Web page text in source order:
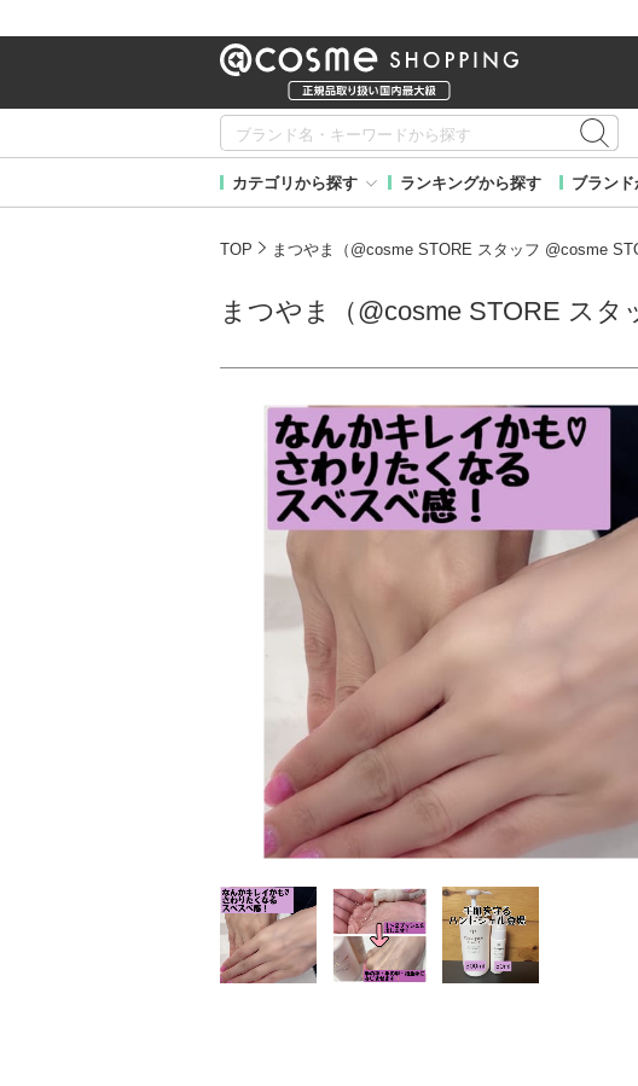
カテゴリから探す ランキングから探す ブラン
TOP まつやま（@cosme STORE スタッフ @cosme
まつやま（@cosme STORE ス